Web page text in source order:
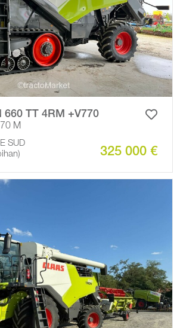
660 TT 4RM +V770
M
SUD
325 000 €